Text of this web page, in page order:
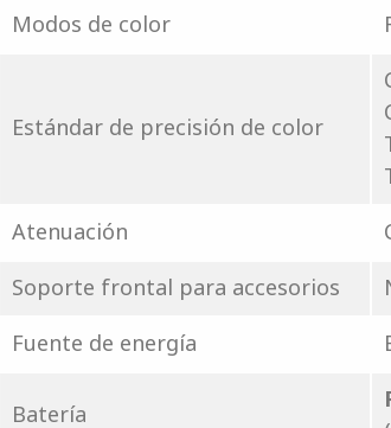
Modos de color
Estándar de precisión de color
Atenuación
Soporte frontal para accesorios
Fuente de energía
Batería